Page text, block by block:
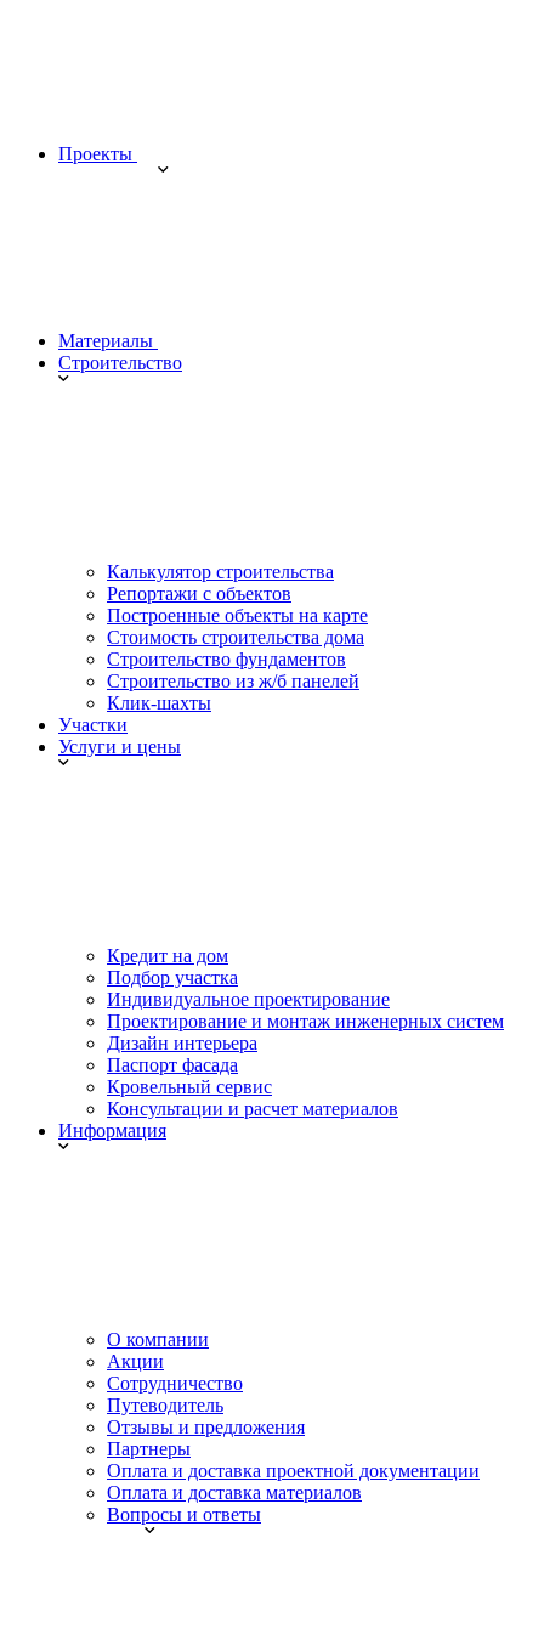
Проекты
Материалы
Строительство
Калькулятор строительства
Репортажи с объектов
Построенные объекты на карте
Стоимость строительства дома
Строительство фундаментов
Строительство из ж/б панелей
Клик-шахты
Участки
Услуги и цены
Кредит на дом
Подбор участка
Индивидуальное проектирование
Проектирование и монтаж инженерных систем
Дизайн интерьера
Паспорт фасада
Кровельный сервис
Консультации и расчет материалов
Информация
О компании
Акции
Сотрудничество
Путеводитель
Отзывы и предложения
Партнеры
Оплата и доставка проектной документации
Оплата и доставка материалов
Вопросы и ответы